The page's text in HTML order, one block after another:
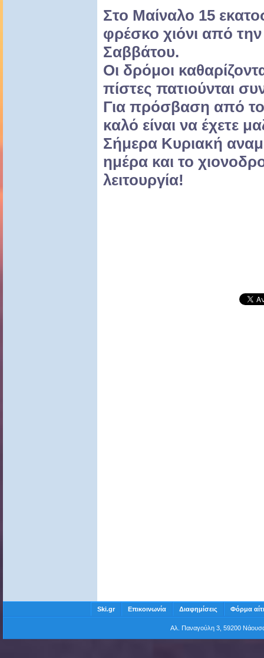
Στο Μαίναλο 15
φρέσκο χιόνι από
Σαββάτου.
Οι δρόμοι
πίστες πατιούνται
Για πρόσβαση από
καλό είναι να έχετε
Σήμερα Κυριακή
ημέρα και το
λειτουργία!
Ski.gr Επικοινωνία Διαφημίσεις Φόρμα
Αλ. Παναγούλη 3, 59200